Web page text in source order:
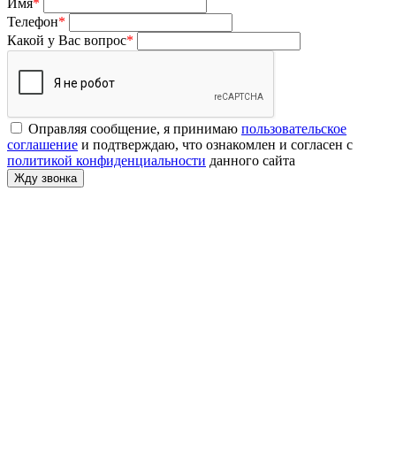
Имя*
Телефон*
Какой у Вас вопрос*
Оправляя сообщение, я принимаю пользовательское
соглашение и подтверждаю, что ознакомлен и согласен с
политикой конфиденциальности данного сайта